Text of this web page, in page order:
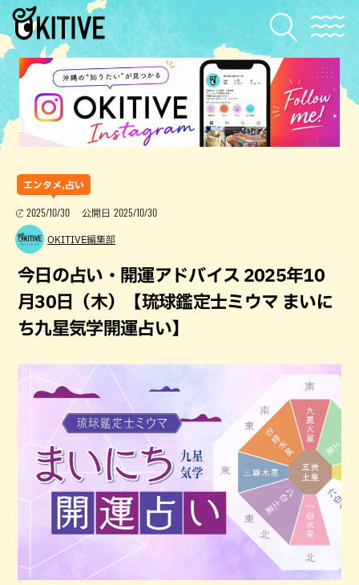
エンタメ,占い
2025/10/30 公開日 2025/10/30
OKITIVE編集部
今日の占い・開運アドバイス 2025年10
月30日（木）【琉球鑑定士ミウマ まいに
ち九星気学開運占い】